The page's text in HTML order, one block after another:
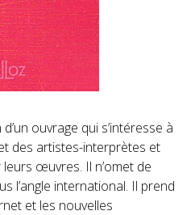
ouvrage qui s’intéresse à
des artistes-interprètes et
œuvres. Il n’omet de
l’angle international. Il prend
et les nouvelles